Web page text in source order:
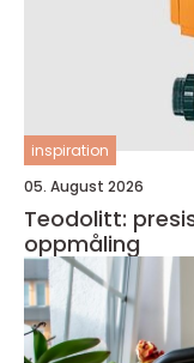
inspiration
05. August 2026
Teodolitt:
oppmåling